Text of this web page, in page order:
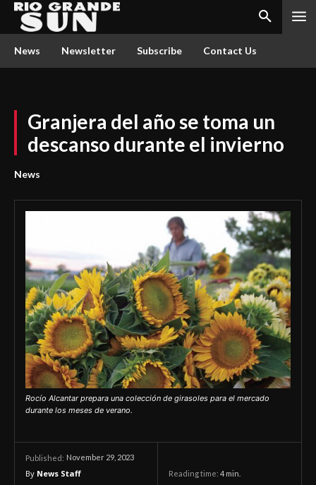
News Newsletter Subscribe Contact Us
Granjera del año se toma un
descanso durante el invierno
News
Rocío Alcantar prepara una colección de girasoles para el mercado
durante los meses de verano.
Published: November 29, 2023
By News Staff Reading time: 4 min.